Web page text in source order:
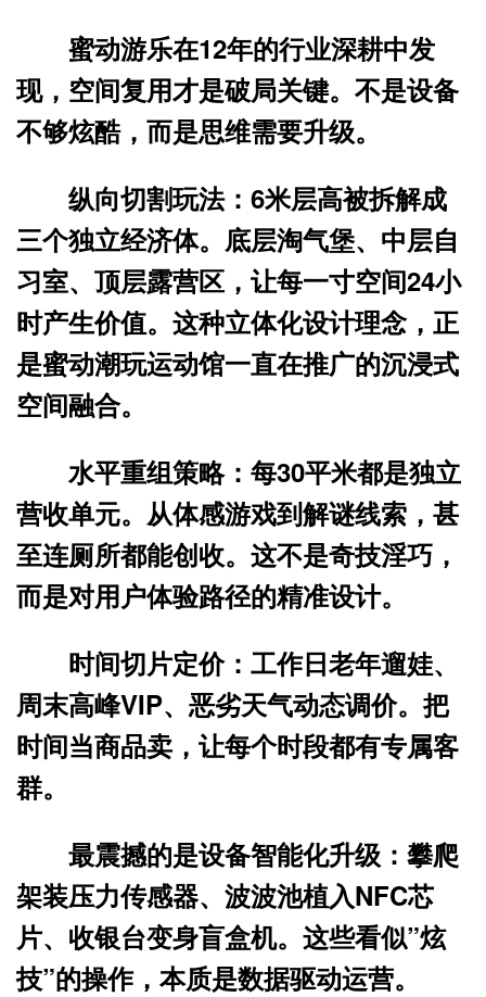
蜜动游乐在12年的行业深耕中发
现， 空间复用才是破局关键。不是设备
不够炫酷，而是思维需要升级。
纵向切割玩法：6米层高被拆解成
三个独立经济体。底层淘气堡、中层自
习室、顶层露营区，让每一寸空间24小
时产生价值。这种立体化设计理念，正
是蜜动潮玩运动馆一直在推广的沉浸式
空间融合。
水平重组策略：每30平米都是独立
营收单元。从体感游戏到解谜线索，甚
至连厕所都能创收。这不是奇技淫巧，
而是对用户体验路径的精准设计。
时间切片定价：工作日老年遛娃、
周末高峰VIP、恶劣天气动态调价。把
时间当商品卖，让每个时段都有专属客
群。
最震撼的是设备智能化升级：攀爬
架装压力传感器、波波池植入NFC芯
片、收银台变身盲盒机。这些看似”炫
技”的操作，本质是数据驱动运营。